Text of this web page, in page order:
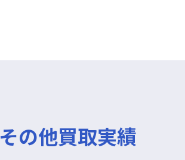
その他買取実績